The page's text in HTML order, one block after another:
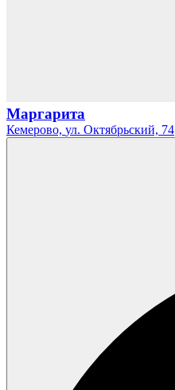
Маргарита
Кемерово, ул. Октябрьский, 74